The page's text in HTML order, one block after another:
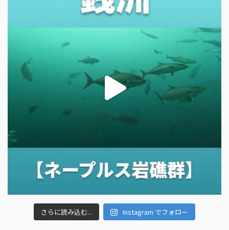
さらに読み込む... Instagram でフォロー